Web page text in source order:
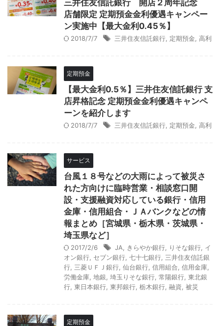
三井住友信託銀行 開店２周年記念
店舗限定 定期預金金利優遇キャンペー
ン実施中【最大金利0.45％】
2018/7/7 三井住友信託銀行 定期預金 高利
定期預金
【最大金利0.5％】三井住友信託銀行 支
店昇格記念 定期預金金利優遇キャンペ
ーンを紹介します
2018/7/7 三井住友信託銀行 定期預金 高利
サービス
台風１８号などの大雨によって被災さ
れた方向けに臨時営業・相談窓口開
設・支援融資対応している銀行・信用
金庫・信用組合・ＪＡバンクなどの情
報まとめ［宮城県・栃木県・茨城県・
埼玉県など］
2017/2/6 JA きらやか銀行 りそな銀行 イ
オン銀行 セブン銀行 七十七銀行 三井住友信託銀
行 三菱ＵＦＪ銀行 仙台銀行 信用組合 信用金庫
労働金庫 地銀 埼玉りそな銀行 常陽銀行 東北銀
行 東日本銀行 東邦銀行 栃木銀行 融資 被災
定期預金